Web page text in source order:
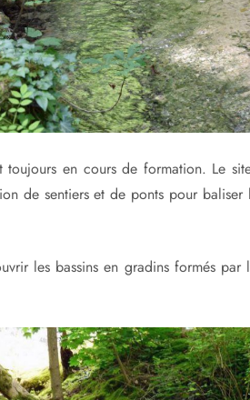
en cours de formation. Le
de sentiers et de ponts pour baliser
les bassins en gradins formés par